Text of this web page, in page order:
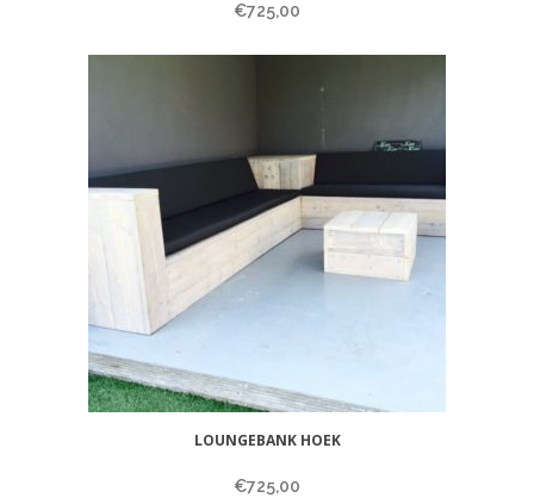
€725,00
LOUNGEBANK HOEK
€725,00